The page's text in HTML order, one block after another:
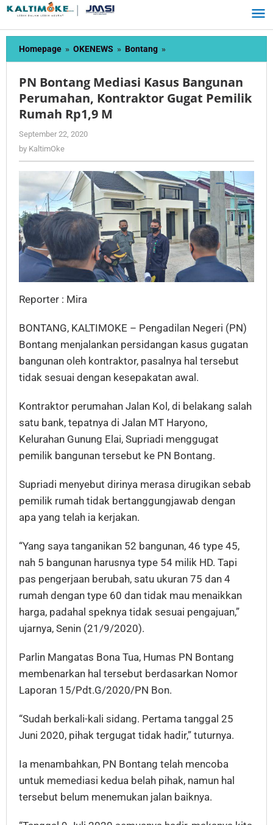
Skip
content
Homepage » OKENEWS » Bontang »
Bontang
Kasus
Bangunan
Rumah
Rp1,9
M
PN Bontang Mediasi Kasus Bangunan
Perumahan, Kontraktor Gugat Pemilik
Rumah Rp1,9 M
September 22, 2020
by KaltimOke
Reporter : Mira
BONTANG, KALTIMOKE – Pengadilan Negeri (PN)
Bontang menjalankan persidangan kasus gugatan
bangunan oleh kontraktor, pasalnya hal tersebut
tidak sesuai dengan kesepakatan awal.
Kontraktor perumahan Jalan Kol, di belakang salah
satu bank, tepatnya di Jalan MT Haryono,
Kelurahan Gunung Elai, Supriadi menggugat
pemilik bangunan tersebut ke PN Bontang.
Supriadi menyebut dirinya merasa dirugikan sebab
pemilik rumah tidak bertanggungjawab dengan
apa yang telah ia kerjakan.
“Yang saya tanganikan 52 bangunan, 46 type 45,
nah 5 bangunan harusnya type 54 milik HD. Tapi
pas pengerjaan berubah, satu ukuran 75 dan 4
rumah dengan type 60 dan tidak mau menaikkan
harga, padahal speknya tidak sesuai pengajuan,”
ujarnya, Senin (21/9/2020).
Parlin Mangatas Bona Tua, Humas PN Bontang
membenarkan hal tersebut berdasarkan Nomor
Laporan 15/Pdt.G/2020/PN Bon.
“Sudah berkali-kali sidang. Pertama tanggal 25
Juni 2020, pihak tergugat tidak hadir,” tuturnya.
Ia menambahkan, PN Bontang telah mencoba
untuk memediasi kedua belah pihak, namun hal
tersebut belum menemukan jalan baiknya.